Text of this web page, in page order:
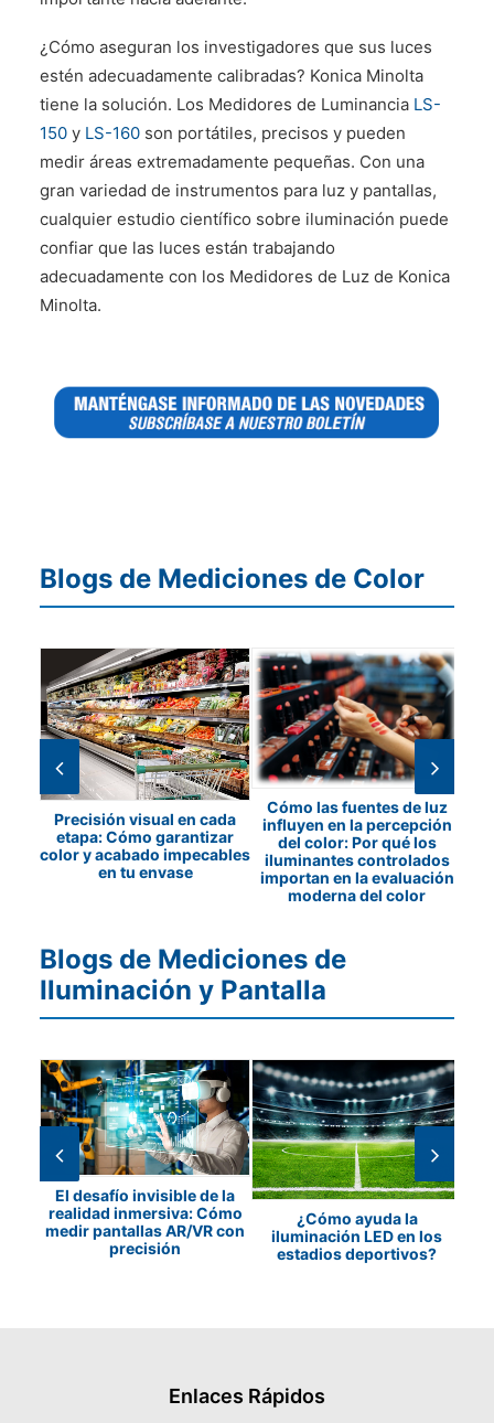
¿Cómo aseguran los investigadores que sus luces
estén adecuadamente calibradas? Konica Minolta
tiene la solución. Los Medidores de Luminancia LS-
150 y LS-160 son portátiles, precisos y pueden
medir áreas extremadamente pequeñas. Con una
gran variedad de instrumentos para luz y pantallas,
cualquier estudio científico sobre iluminación puede
confiar que las luces están trabajando
adecuadamente con los Medidores de Luz de Konica
Minolta.
Blogs de Mediciones de Color
Precisión visual en cada
etapa: Cómo garantizar
color y acabado impecables
en tu envase
Cómo las fuentes de luz
influyen en la percepción
del color: Por qué los
iluminantes controlados
importan en la evaluación
moderna del color
Blogs de Mediciones de
Iluminación y Pantalla
El desafío invisible de la
realidad inmersiva: Cómo
medir pantallas AR/VR con
precisión
¿Cómo ayuda la
iluminación LED en los
estadios deportivos?
Enlaces Rápidos